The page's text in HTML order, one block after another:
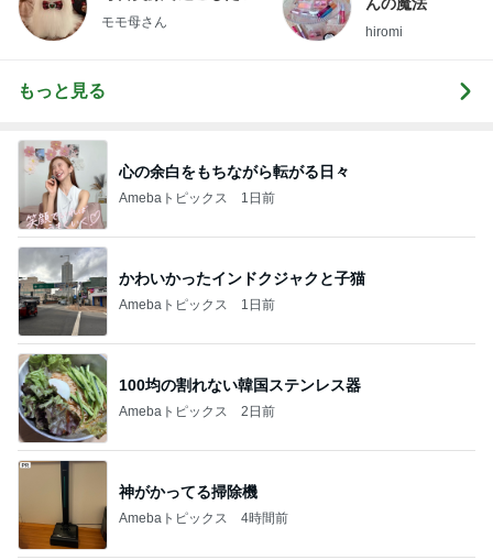
モモ母さん
hiromi
もっと見る
心の余白をもちながら転がる日々
Amebaトピックス 1日前
かわいかったインドクジャクと子猫
Amebaトピックス 1日前
100均の割れない韓国ステンレス器
Amebaトピックス 2日前
神がかってる掃除機
Amebaトピックス 4時間前